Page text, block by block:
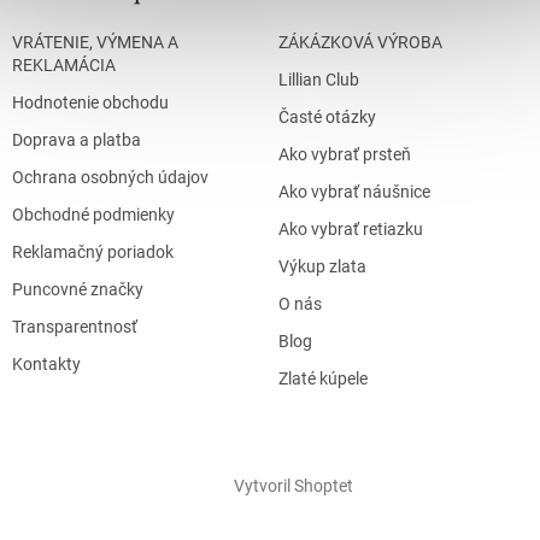
VRÁTENIE, VÝMENA A
REKLAMÁCIA
Hodnotenie obchodu
Doprava a platba
Ochrana osobných údajov
Obchodné podmienky
Reklamačný poriadok
Puncovné značky
Transparentnosť
Kontakty
ZÁKÁZKOVÁ VÝROBA
Lillian Club
Časté otázky
Ako vybrať prsteň
Ako vybrať náušnice
Ako vybrať retiazku
Výkup zlata
O nás
Blog
Zlaté kúpele
Vytvoril Shoptet